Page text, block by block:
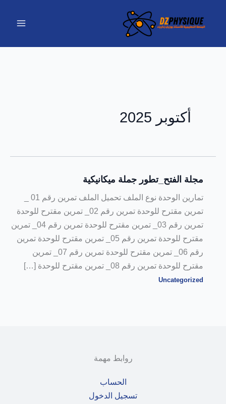
أكتوبر 2025
مجلة الفتح_تطور جملة ميكانيكية
تمارين الوحدة نوع الملف تحميل الملف تمرين رقم 01 _
تمرين مقترح للوحدة تمرين رقم 02_ تمرين مقترح للوحدة
تمرين رقم 03_ تمرين مقترح للوحدة تمرين رقم 04_ تمرين
مقترح للوحدة تمرين رقم 05_ تمرين مقترح للوحدة تمرين
رقم 06_ تمرين مقترح للوحدة تمرين رقم 07_ تمرين
مقترح للوحدة تمرين رقم 08_ تمرين مقترح للوحدة […]
Uncategorized
روابط مهمة
الحساب
تسجيل الدخول